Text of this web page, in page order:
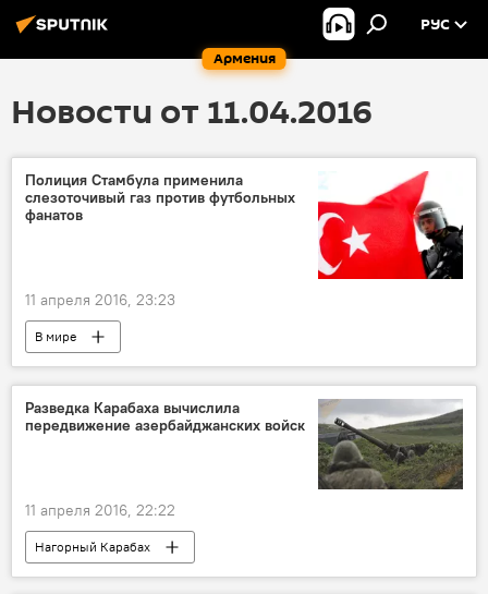
Армения
РУС
Новости от 11.04.2016
Полиция Стамбула применила
слезоточивый газ против футбольных
фанатов
11 апреля 2016, 23:23
В мире
Разведка Карабаха вычислила
передвижение азербайджанских войск
11 апреля 2016, 22:22
Нагорный Карабах